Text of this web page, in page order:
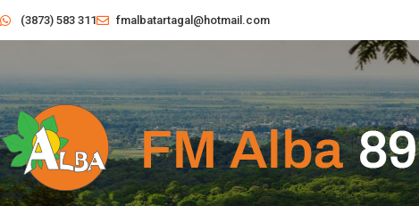
(3873) 583 311 fmalbatartagal@hotmail.com